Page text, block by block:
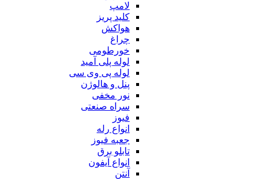
لامپ
کلید پریز
هواکش
چراغ
خورطومی
لوله پلی آمید
لوله پی وی سی
پنل و هالوژن
نور مخفی
سراه صنعتی
فیوز
انواع رله
جعبه فیوز
تابلو برق
انواع آیفون
آنتن